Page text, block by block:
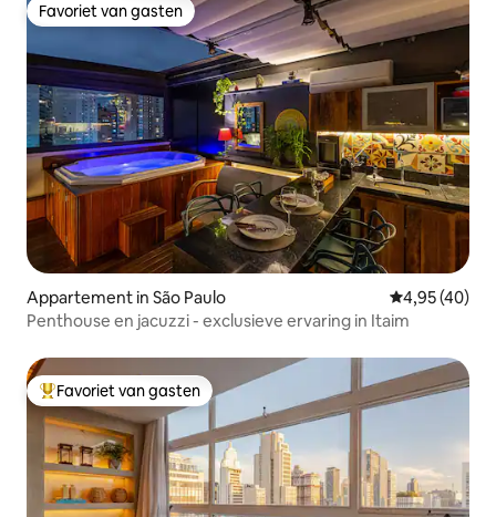
Favoriet van gasten
Favoriet van gasten
Appartement in São Paulo Gemiddelde
4,95 (40)
Penthouse en jacuzzi - exclusieve ervaring in Itaim
Topfavoriet van gasten
Favoriet van gasten